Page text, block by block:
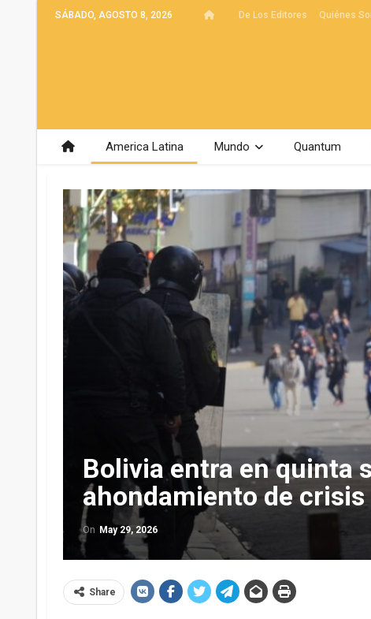
SÁBADO, AGOSTO 8, 2026 De Los Editores Quiénes
America Latina Mundo Quantum
Bolivia entra en quinta
ahondamiento de crisis
On May 29, 2026
Share